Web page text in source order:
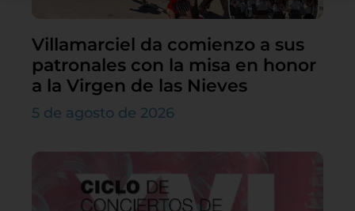
Villamarciel da comienzo a sus
patronales con la misa en honor
a la Virgen de las Nieves
5 de agosto de 2026